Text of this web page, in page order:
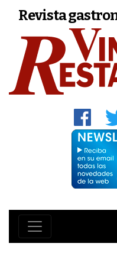
Revista